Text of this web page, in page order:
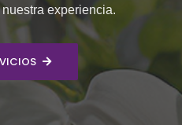
experiencia.